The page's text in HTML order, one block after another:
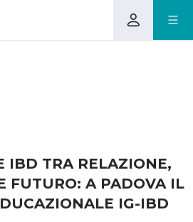
IBD TRA RELAZIONE,
FUTURO: A PADOVA IL
IG-IBD